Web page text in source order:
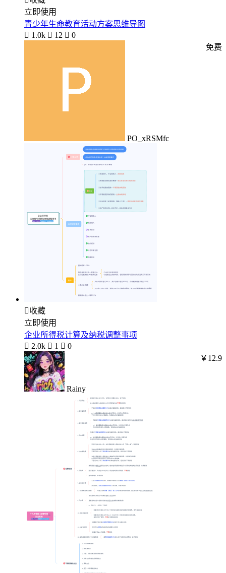
立即使用
青少年生命教育活动方案思维导图
 1.0k  12  0
PO_xRSMfc
免费
收藏
立即使用
企业所得税计算及纳税调整事项
 2.0k  1  0
Rainy
￥12.9